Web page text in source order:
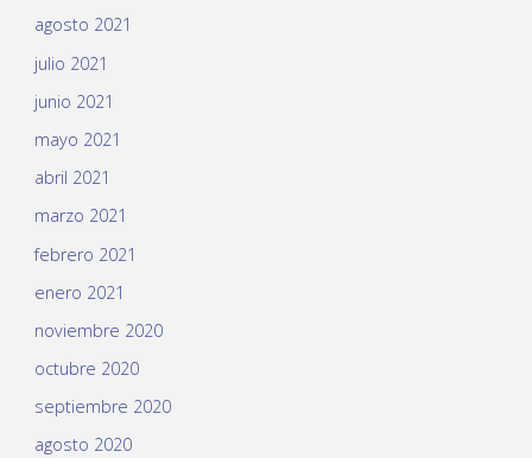
agosto 2021
julio 2021
junio 2021
mayo 2021
abril 2021
marzo 2021
febrero 2021
enero 2021
noviembre 2020
octubre 2020
septiembre 2020
agosto 2020